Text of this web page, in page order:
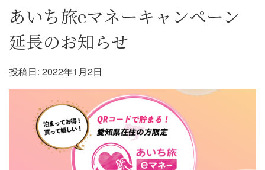
あいち旅eマネーキャンペーン
延長のお知らせ
投稿日: 2022年1月2日